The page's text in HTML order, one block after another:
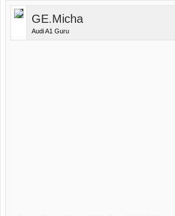
GE.Micha
Audi A1 Guru